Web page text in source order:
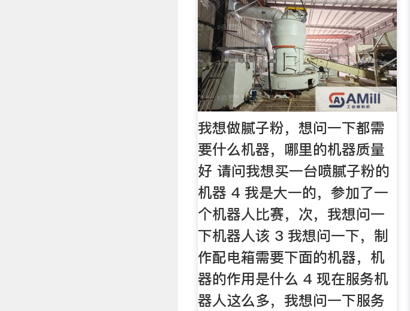
我想做腻子粉，想问一下都需
要什么机器，哪里的机器质量
好 请问我想买一台喷腻子粉的
机器 4 我是大一的，参加了一
个机器人比赛，次，我想问一
下机器人该 3 我想问一下，制
作配电箱需要下面的机器，机
器的作用是什么 4 现在服务机
器人这么多，我想问一下服务